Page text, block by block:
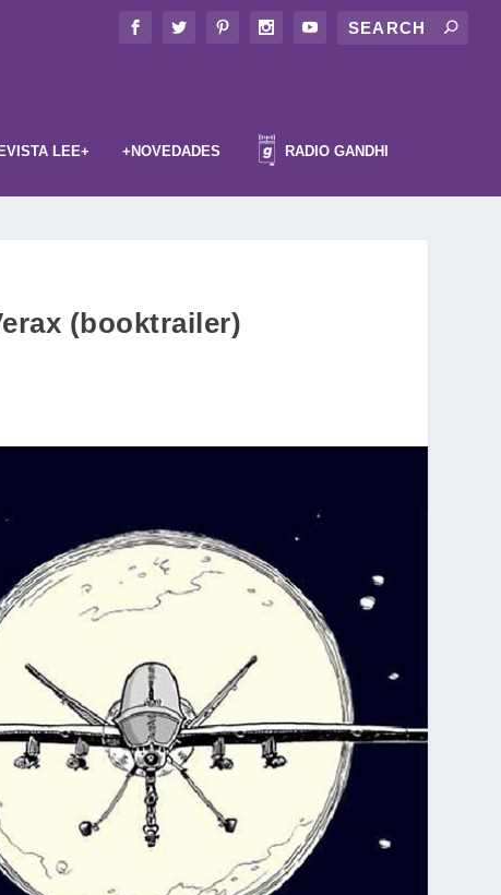
LEE+ +NOVEDADES RADIO GANDHI
(booktrailer)